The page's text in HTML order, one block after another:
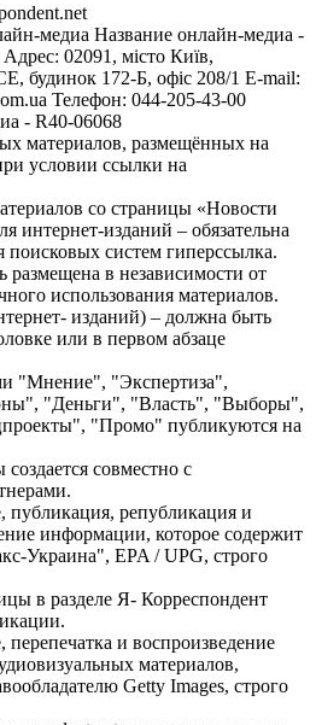
медиа Название онлайн-медиа -
02091, місто Київ,
172-Б, офіс 208/1 E-mail:
Телефон: 044-205-43-00
- R40-06068
материалов, размещённых на
условии ссылки на
со страницы «Новости
интернет-изданий – обязательна
поисковых систем гиперссылка.
в независимости от
использования материалов.
изданий) – должна быть
или в первом абзаце
"Мнение", "Экспертиза",
"Деньги", "Власть", "Выборы",
"Промо" публикуются на
совместно с
публикация, републикация и
информации, которое содержит
Украина", EPA / UPG, строго
в разделе Я- Корреспондент
и воспроизведение
материалов,
Getty Images, строго